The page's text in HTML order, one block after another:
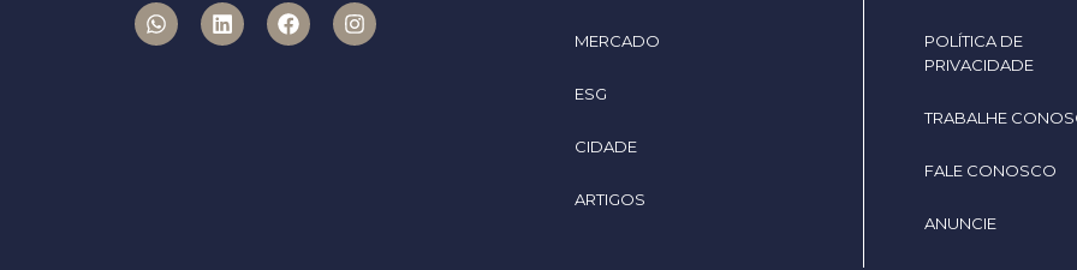
MERCADO
ESG
CIDADE
ARTIGOS
POLÍTICA DE
PRIVACIDADE
TRABALHE
FALE CONOSCO
ANUNCIE